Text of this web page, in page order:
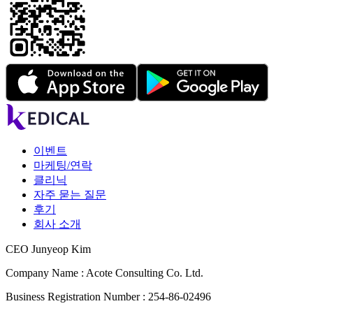
이벤트
마케팅/연락
클리닉
자주 묻는 질문
후기
회사 소개
CEO Junyeop Kim
Company Name : Acote Consulting Co. Ltd.
Business Registration Number : 254-86-02496